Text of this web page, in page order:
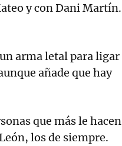
y con Dani Martín.
arma letal para ligar
añade que hay
que más le hacen
los de siempre.